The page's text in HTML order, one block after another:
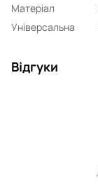
Матеріал
Універсальна
Відгуки